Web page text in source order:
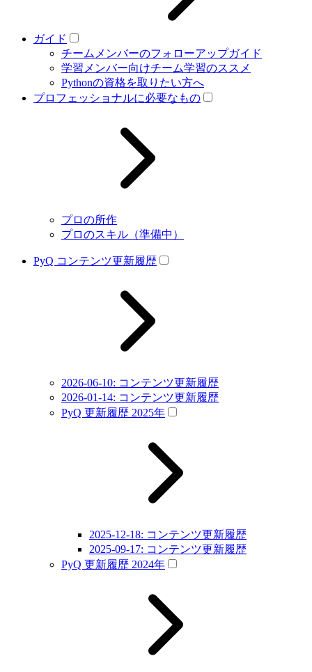
ガイド
チームメンバーのフォローアップガイド
学習メンバー向けチーム学習のススメ
Pythonの資格を取りたい方へ
プロフェッショナルに必要なもの
プロの所作
プロのスキル（準備中）
PyQ コンテンツ更新履歴
2026-06-10: コンテンツ更新履歴
2026-01-14: コンテンツ更新履歴
PyQ 更新履歴 2025年
2025-12-18: コンテンツ更新履歴
2025-09-17: コンテンツ更新履歴
PyQ 更新履歴 2024年